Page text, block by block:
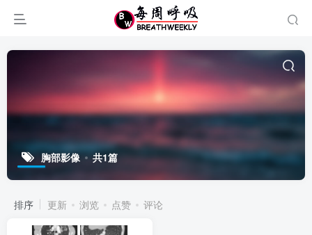
胸部影像 共1篇
排序 更新 浏览 点赞 评论